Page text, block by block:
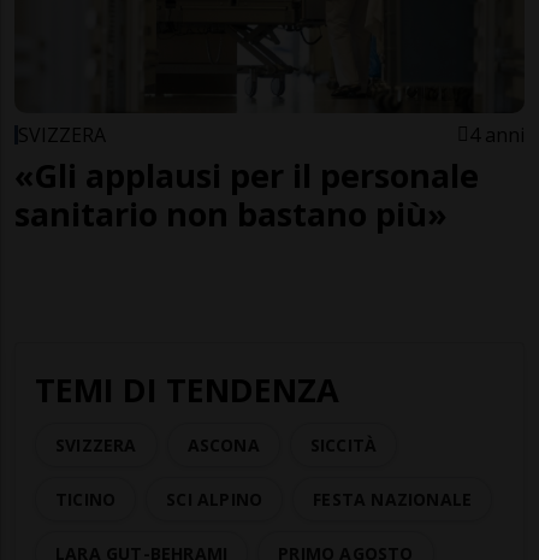
SVIZZERA 4 anni
«Gli applausi per il personale
sanitario non bastano più»
TEMI DI TENDENZA